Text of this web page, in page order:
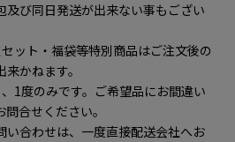
及び同日発送が出来ない事もござい
ット・福袋等特別商品はご注文後の
かねます。
1度のみです。ご希望品にお間違い
合せください。
合わせは、一度直接配送会社へお